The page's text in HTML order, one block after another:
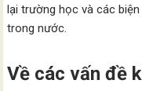
lại trường học và các
trong nước.
Về các vấn đề